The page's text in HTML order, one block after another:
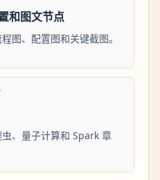
和图文节点
图、配置图和关键截图。
、量子计算和 Spark 章